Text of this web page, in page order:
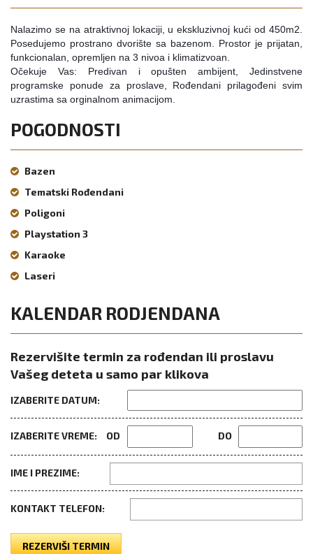
Nalazimo se na atraktivnoj lokaciji, u ekskluzivnoj kući od 450m2.
Posedujemo prostrano dvorište sa bazenom. Prostor je prijatan,
funkcionalan, opremljen na 3 nivoa i klimatizvoan.
Očekuje Vas: Predivan i opušten ambijent, Jedinstvene
programske ponude za proslave, Rođendani prilagođeni svim
uzrastima sa orginalnom animacijom.
POGODNOSTI
Bazen
Tematski Rođendani
Poligoni
Playstation 3
Karaoke
Laseri
KALENDAR RODJENDANA
Rezervišite termin za rođendan ili proslavu
Vašeg deteta u samo par klikova
IZABERITE DATUM:
IZABERITE VREME: OD DO
IME I PREZIME:
KONTAKT TELEFON:
REZERVIŠI TERMIN